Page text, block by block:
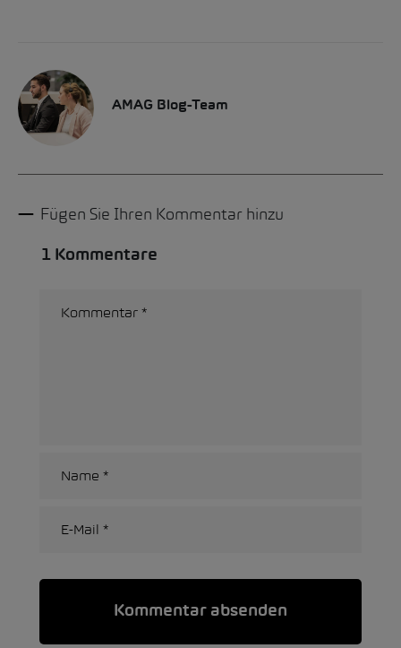
AMAG Blog-Team
Fügen Sie Ihren Kommentar hinzu
1 Kommentare